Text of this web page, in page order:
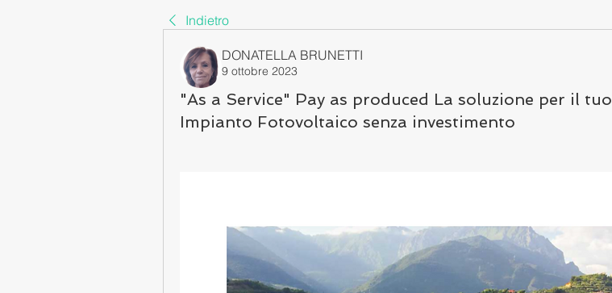
Indietro
DONATELLA BRUNETTI
9 ottobre 2023
"As a Service" Pay as produced La soluzione per il tuo
Impianto Fotovoltaico senza investimento